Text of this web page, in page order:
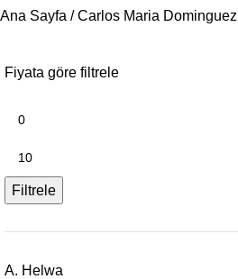
Ana Sayfa Carlos Maria Dominguez
Fiyata göre filtrele
Filtrele
A. Helwa